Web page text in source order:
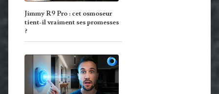
Jimmy R9 Pro : cet osmoseur
tient-il vraiment ses promesses
?